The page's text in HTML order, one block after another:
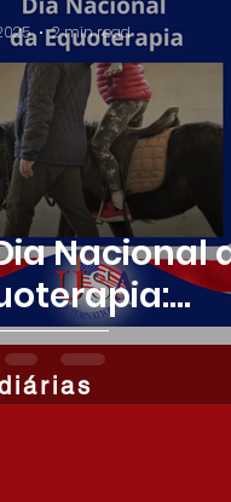
2 min read
Nacional
Inglês